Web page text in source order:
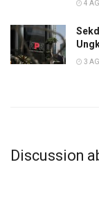
4
3
Discussion